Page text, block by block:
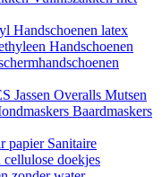
Handschoenen latex
Handschoenen
Jassen Overalls Mutsen
Baardmaskers
papier Sanitaire
cellulose doekjes